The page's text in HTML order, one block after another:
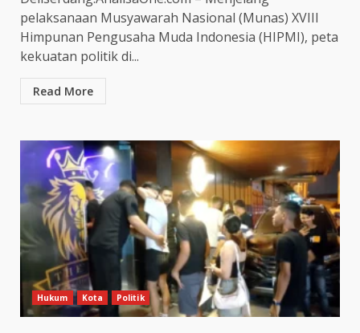
pelaksanaan Musyawarah Nasional (Munas) XVIII
Himpunan Pengusaha Muda Indonesia (HIPMI), peta
kekuatan politik di...
Read More
Hukum Kota Politik